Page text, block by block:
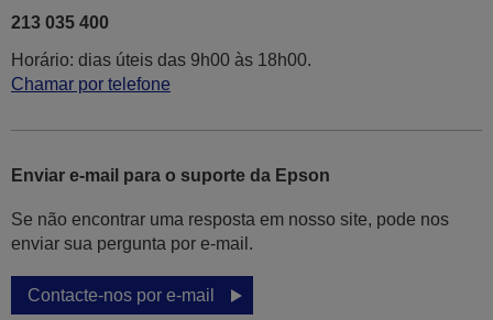
213 035 400
Horário: dias úteis das 9h00 às 18h00.
Chamar por telefone
Enviar e-mail para o suporte da Epson
Se não encontrar uma resposta em nosso site, pode nos
enviar sua pergunta por e-mail.
Contacte-nos por e-mail